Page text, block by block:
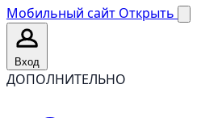
Мобильный сайт Открыть
Вход
ДОПОЛНИТЕЛЬНО